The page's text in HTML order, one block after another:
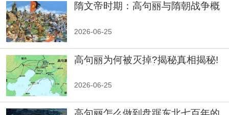
隋文帝时期：高句丽与隋朝战争概
2026-06-25
高句丽为何被灭掉?揭秘真相揭秘!
2026-06-25